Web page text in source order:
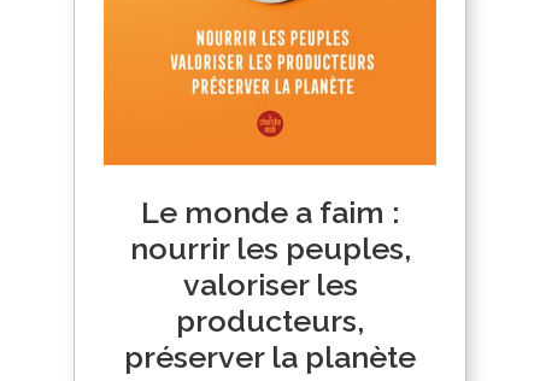
Le monde a faim :
nourrir les peuples,
valoriser les
producteurs,
préserver la planète